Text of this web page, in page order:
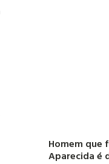
Homem que
Aparecida é